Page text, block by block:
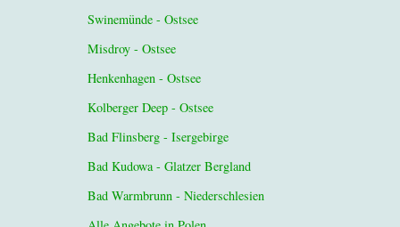
Swinemünde - Ostsee
Misdroy - Ostsee
Henkenhagen - Ostsee
Kolberger Deep - Ostsee
Bad Flinsberg - Isergebirge
Bad Kudowa - Glatzer Bergland
Bad Warmbrunn - Niederschlesien